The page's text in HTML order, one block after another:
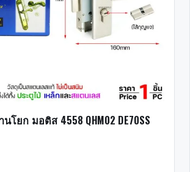
โยก มอติส 4558 QHM02 DE70SS